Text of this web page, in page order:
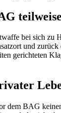
bei sich zu
und
gerichteten
dem BAG